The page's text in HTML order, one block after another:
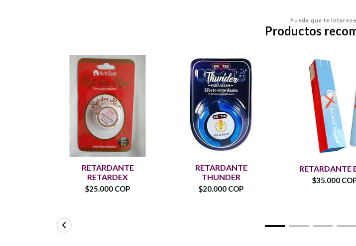
Puede que te
Productos
RETARDANTE
RETARDEX
$25.000 COP
RETARDANTE
THUNDER
$20.000 COP
RETARDANTE
$35.000